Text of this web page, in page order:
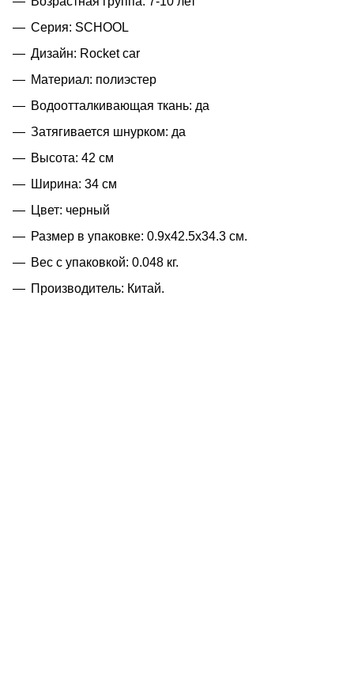
Серия: SCHOOL
Дизайн: Rocket car
Материал: полиэстер
Водоотталкивающая ткань: да
Затягивается шнурком: да
Высота: 42 см
Ширина: 34 см
Цвет: черный
Размер в упаковке: 0.9x42.5x34.3 см.
Вес с упаковкой: 0.048 кг.
Производитель: Китай.